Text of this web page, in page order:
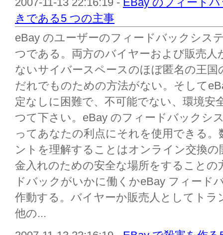
きである5 つの主事
eBay のユーザーのフィードバックシス
つである。両方のバイヤーおよび販売
ないサイバースペースのほぼ匿名の王
だれでものための方法がない。そして
定なしに困難で、不可能でない、環境
つて下さい。eBay のフィードバックシ
ってあなたの利点にそれを使用できる
ントを理解することはオンライン交換
金入れのための安全な場所をすることの
ドバックがいかに働くかeBay フィード
作動する。バイヤーか販売人としてト
他の...